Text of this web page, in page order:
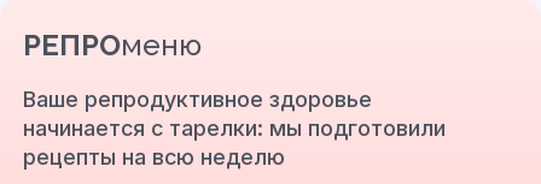
РЕПРОменю
Ваше репродуктивное здоровье
начинается с тарелки: мы подготовили
рецепты на всю неделю